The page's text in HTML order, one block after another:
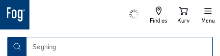
Find os Kurv Menu